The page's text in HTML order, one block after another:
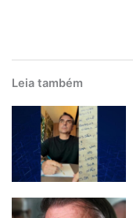
Leia também